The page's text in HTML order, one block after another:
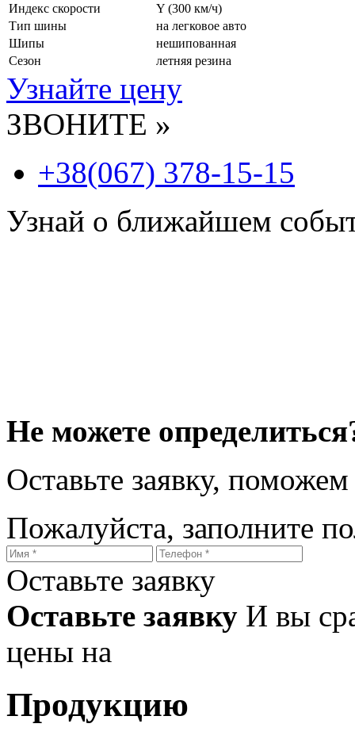
Индекс скорости
Y (300 км/ч)
Тип шины
на легковое авто
Шипы
нешипованная
Сезон
летняя резина
Узнайте цену
ЗВОНИТЕ »
+38(067) 378-15-15
Узнай о ближайшем
Не можете
Оставьте заявку,
Пожалуйста, заполните
Оставьте заявку
Оставьте заявку И вы
цены на
Продукцию